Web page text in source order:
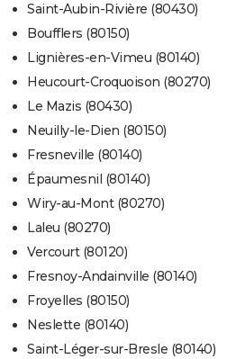
Saint-Aubin-Rivière (80430)
Boufflers (80150)
Lignières-en-Vimeu (80140)
Heucourt-Croquoison (80270)
Le Mazis (80430)
Neuilly-le-Dien (80150)
Fresneville (80140)
Épaumesnil (80140)
Wiry-au-Mont (80270)
Laleu (80270)
Vercourt (80120)
Fresnoy-Andainville (80140)
Froyelles (80150)
Neslette (80140)
Saint-Léger-sur-Bresle (80140)